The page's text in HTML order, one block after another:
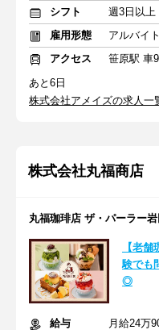
シフト
雇用形態
アルバイ
アクセス
笹原駅 車
あと6日
株式会社アメイズの求人一
株式会社丸福商店
丸福珈琲店 ザ・パーラー
【老
験でも
◎
給与